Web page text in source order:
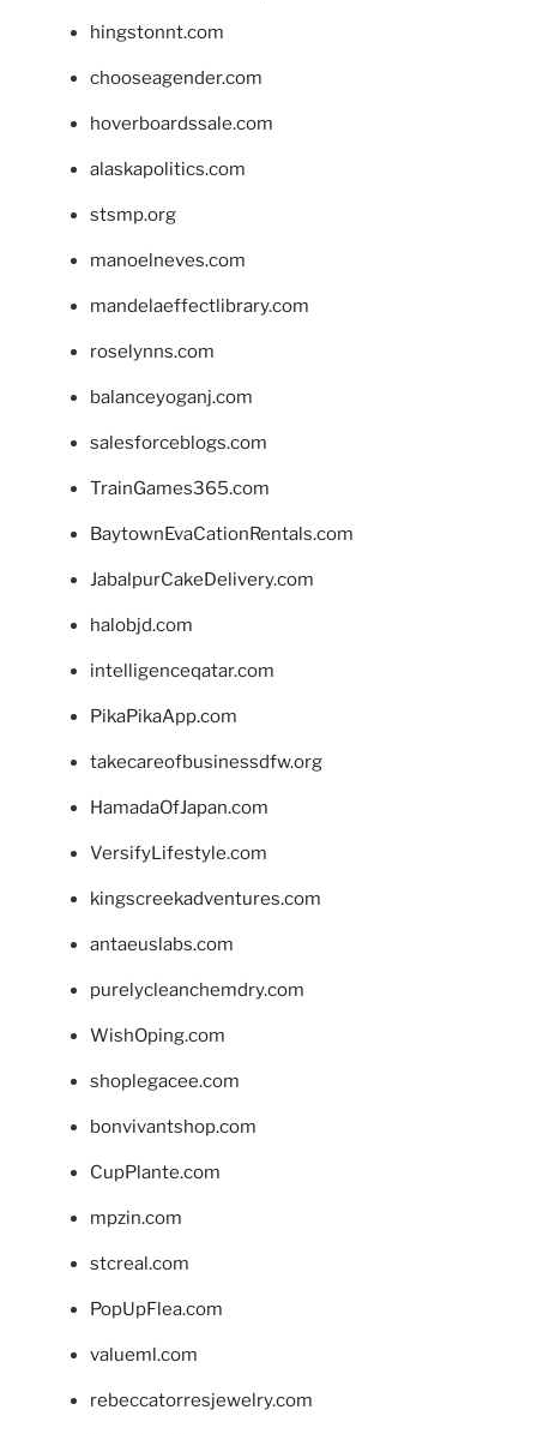
hingstonnt.com
chooseagender.com
hoverboardssale.com
alaskapolitics.com
stsmp.org
manoelneves.com
mandelaeffectlibrary.com
roselynns.com
balanceyoganj.com
salesforceblogs.com
TrainGames365.com
BaytownEvaCationRentals.com
JabalpurCakeDelivery.com
halobjd.com
intelligenceqatar.com
PikaPikaApp.com
takecareofbusinessdfw.org
HamadaOfJapan.com
VersifyLifestyle.com
kingscreekadventures.com
antaeuslabs.com
purelycleanchemdry.com
WishOping.com
shoplegacee.com
bonvivantshop.com
CupPlante.com
mpzin.com
stcreal.com
PopUpFlea.com
valueml.com
rebeccatorresjewelry.com